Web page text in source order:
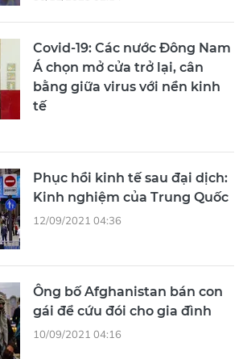
Covid-19: Các nước Đông Nam
Á chọn mở cửa trở lại, cân
bằng giữa virus với nền kinh
tế
Phục hồi kinh tế sau đại dịch:
Kinh nghiệm của Trung Quốc
12/09/2021 04:36
Ông bố Afghanistan bán con
gái để cứu đói cho gia đình
10/09/2021 04:16